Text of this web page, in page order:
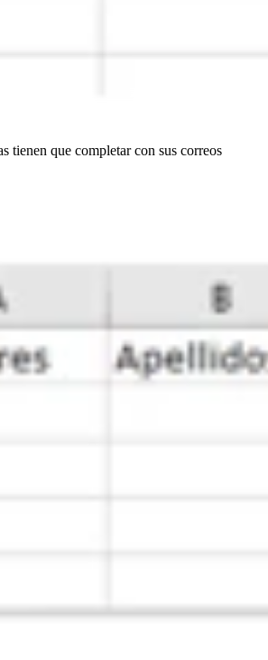
tienen que completar con sus correos